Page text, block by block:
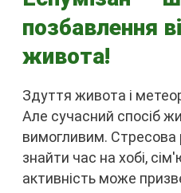
позбавлення
живота!
Здуття живота і
Але сучасний спосіб
вимогливим. Стресова
знайти час на хобі,
активність може